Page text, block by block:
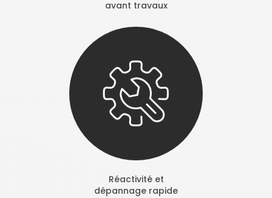
avant travaux
Réactivité et
dépannage rapide